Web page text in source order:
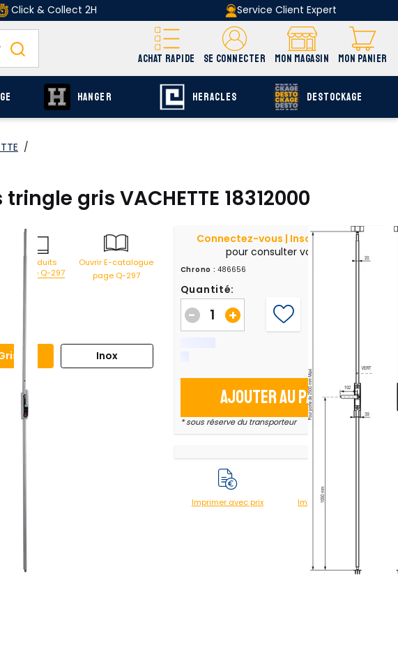
Click & Collect 2H Service Client Expert
ACHAT RAPIDE SE CONNECTER MON MAGASIN MON PANIER
HANGER HERACLES DESTOCKAGE
/
gris VACHETTE 18312000
Produits
page Q-297
Ouvrir E-catalogue
page Q-297
Inox
Connectez-vous | Inscrivez-vous
pour consulter vos prix
Chrono : 486656
Quantité:
+
-
Ajouter au panier
* sous réserve du transporteur
Imprimer avec prix Imprimer sans prix